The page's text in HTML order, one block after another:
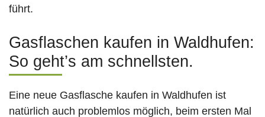
führt.
Gasflaschen kaufen in Waldhufen:
So geht’s am schnellsten.
Eine neue Gasflasche kaufen in Waldhufen ist
natürlich auch problemlos möglich, beim ersten Mal